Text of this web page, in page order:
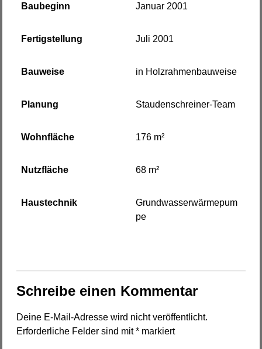
Baubeginn Januar 2001
Fertigstellung Juli 2001
Bauweise in Holzrahmenbauweise
Planung Staudenschreiner-Team
Wohnfläche 176 m²
Nutzfläche 68 m²
Haustechnik
Grundwasserwärmepum
pe
Schreibe einen Kommentar
Deine E-Mail-Adresse wird nicht veröffentlicht.
Erforderliche Felder sind mit* markiert